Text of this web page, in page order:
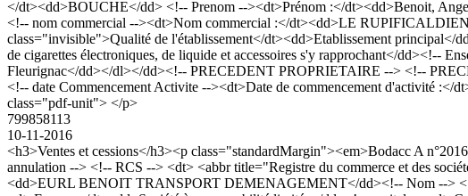
</dt><dd>BOUCHE</dd> <!-- Prenom --><dt>Prénom :</dt><dd>Benoit,
<!-- nom commercial --><dt>Nom commercial :</dt><dd>LE
class="invisible">Qualité de l'établissement</dt><dd>Etablissement
de cigarettes électroniques, de liquide et accessoires s'y rapprochant</dd><!--
Fleurignac</dd></dl></dd><!-- PRECEDENT PROPRIETAIRE --> <!--
<!-- date Commencement Activite --><dt>Date de commencement d'activité
class="pdf-unit"> </p>
799858113
10-11-2016
<h3>Ventes et cessions</h3><p class="standardMargin"><em>Bodacc A
annulation --> <!-- RCS --> <dt> <abbr title="Registre du commerce et des
<dd>EURL BENOIT TRANSPORT DEMENAGEMENT</dd><!-- Nom -->